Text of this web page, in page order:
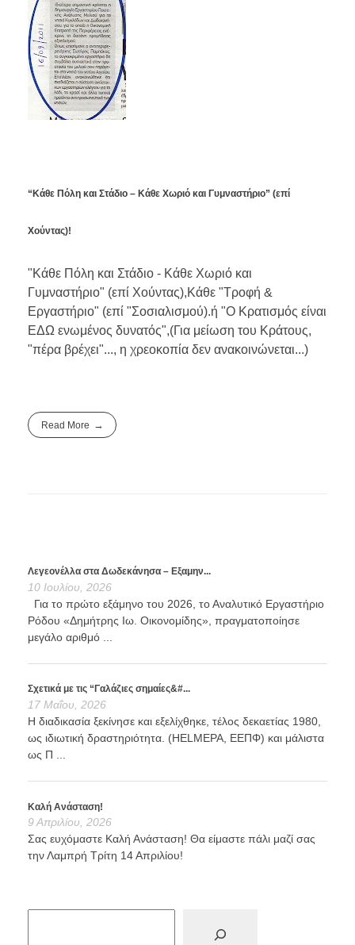
“Κάθε Πόλη και Στάδιο – Κάθε Χωριό και Γυμναστήριο” (επί
Χούντας)!
"Κάθε Πόλη και Στάδιο - Κάθε Χωριό και
Γυμναστήριο" (επί Χούντας),Κάθε "Τροφή &
Εργαστήριο" (επί "Σοσιαλισμού).ή "Ο Κρατισμός είναι
ΕΔΩ ενωμένος δυνατός",(Για μείωση του Κράτους,
"πέρα βρέχει"..., η χρεοκοπία δεν ανακοινώνεται...)
Read More
Λεγεονέλλα στα Δωδεκάνησα – Εξαμην...
10 Ιουλίου, 2026
Για το πρώτο εξάμηνο του 2026, το Αναλυτικό Εργαστήριο
Ρόδου «Δημήτρης Ιω. Οικονομίδης», πραγματοποίησε
μεγάλο αριθμό ...
Σχετικά με τις “Γαλάζιες σημαίες&#...
17 Μαΐου, 2026
Η διαδικασία ξεκίνησε και εξελίχθηκε, τέλος δεκαετίας 1980,
ως ιδιωτική δραστηριότητα. (HELMEPA, ΕΕΠΦ) και μάλιστα
ως Π ...
Καλή Ανάσταση!
9 Απριλίου, 2026
Σας ευχόμαστε Καλή Ανάσταση! Θα είμαστε πάλι μαζί σας
την Λαμπρή Τρίτη 14 Απριλίου!